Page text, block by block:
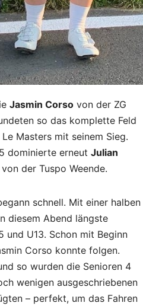
Jasmin Corso von der ZG
so das komplette Feld
Masters mit seinem Sieg.
dominierte erneut Julian
von der Tuspo Weende.
schnell. Mit einer halben
diesem Abend längste
und U13. Schon mit Beginn
Corso konnte folgen.
so wurden die Senioren 4
wenigen ausgeschriebenen
– perfekt, um das Fahren